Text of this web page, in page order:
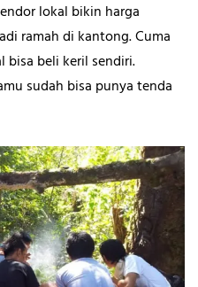
lokal bikin harga
ramah di kantong. Cuma
bisa beli keril sendiri.
sudah bisa punya tenda